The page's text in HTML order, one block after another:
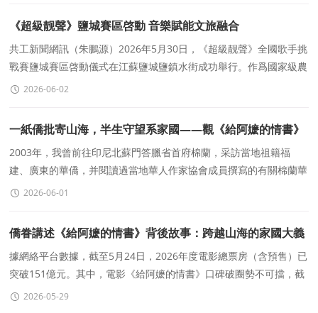
《超級靓聲》鹽城賽區啓動 音樂賦能文旅融合
共工新聞網訊（朱鵬源）2026年5月30日，《超級靓聲》全國歌手挑
戰賽鹽城賽區啓動儀式在江蘇鹽城鹽鎮水街成功舉行。作爲國家級農
文旅融合音樂IP，《超級靓聲》正式落地鹽阜大地，以音
2026-06-02
一紙僑批寄山海，半生守望系家國——觀《給阿嬷的情書》
有感
2003年，我曾前往印尼北蘇門答臘省首府棉蘭，采訪當地祖籍福
建、廣東的華僑，并閱讀過當地華人作家協會成員撰寫的有關棉蘭華
人“下南洋”曆史的著作。
2026-06-01
僑眷講述《給阿嬷的情書》背後故事：跨越山海的家國大義
據網絡平台數據，截至5月24日，2026年度電影總票房（含預售）已
突破151億元。其中，電影《給阿嬷的情書》口碑破圈勢不可擋，截
至目前，票房已突破10億元（含預售），跻身2026年度票房榜前
2026-05-29